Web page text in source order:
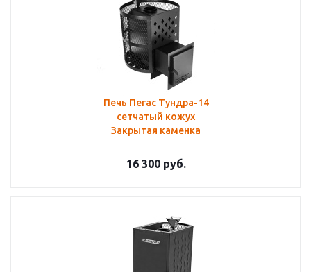
Печь Пегас Тундра-14
сетчатый кожух
Закрытая каменка
16 300руб.